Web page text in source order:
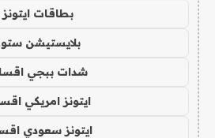
بطاقات ايتونز
بلايستيشن
شدات ببجي
ايتونز امريكي
ايتونز سعودي